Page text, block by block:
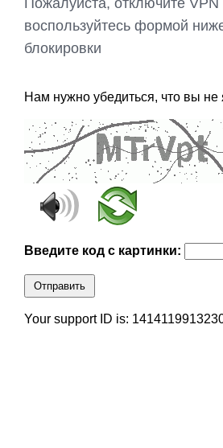
Пожалуйста, отключите VPN
воспользуйтесь формой
блокировки
Нам нужно убедиться, что вы не
Введите код с картинки:
Отправить
Your support ID is: